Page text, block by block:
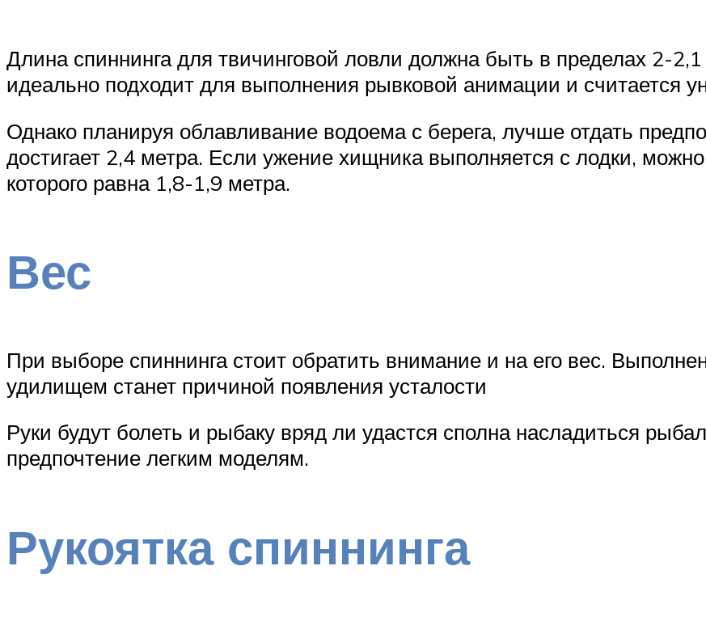
Длина спиннинга для твичинговой ловли должна быть в пределах 2-
идеально подходит для выполнения рывковой анимации и считается
Однако планируя облавливание водоема с берега, лучше отдать
достигает 2,4 метра. Если ужение хищника выполняется с лодки,
которого равна 1,8-1,9 метра.
Вес
При выборе спиннинга стоит обратить внимание и на его вес.
удилищем станет причиной появления усталости
Руки будут болеть и рыбаку вряд ли удастся сполна насладиться
предпочтение легким моделям.
Рукоятка спиннинга